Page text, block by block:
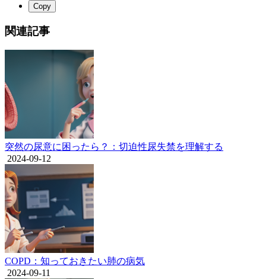
Copy
関連記事
突然の尿意に困ったら？：切迫性尿失禁を理解する
2024-09-12
COPD：知っておきたい肺の病気
2024-09-11